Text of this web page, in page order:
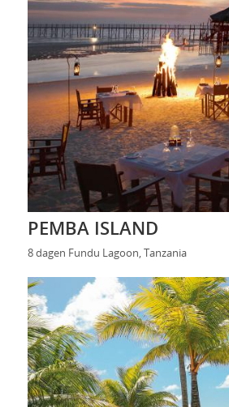
PEMBA ISLAND
8 dagen Fundu Lagoon, Tanzania